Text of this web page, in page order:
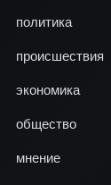
политика
происшествия
экономика
общество
мнение